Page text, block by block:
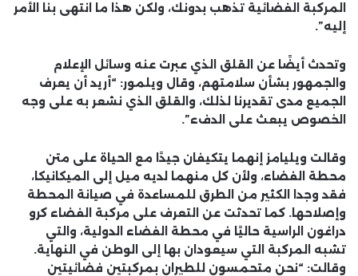
المركبة الفضائية تذهب بدونك، ولكن هذا ما انتهى بنا الأمر
إليه”.
وتحدث أيضًا عن القلق الذي عبرت عنه وسائل الإعلام
والجمهور بشأن سلامتهم، وقال ويلمور: “أريد أن يعرف
الجميع مدى تقديرنا لذلك، والقلق الذي نشعر به على وجه
الخصوص يبعث على الدفء”.
وقالت ويليامز إنهما يتكيفان جيدًا مع الحياة على متن
محطة الفضاء، ولأن كل منهما لديه ميل إلى الميكانيكا،
فقد وجدا الكثير من الطرق للمساعدة في صيانة المحطة
وإصلاحها. كما تحدثت عن التعرف على مركبة الفضاء كرو
دراغون الراسية حاليًا في محطة الفضاء الدولية، والتي
تشبه المركبة التي سيعودان بها إلى الوطن في النهاية.
وقالت: “نحن متحمسون للطيران بمركبتين فضائيتين